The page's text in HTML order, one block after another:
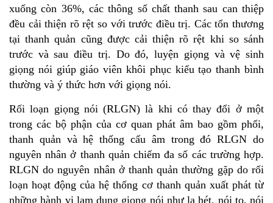
xuống còn 36%, các thông số chất thanh sau can thiệp
đều cải thiện rõ rệt so với trước điều trị. Các tổn thương
tại thanh quản cũng được cải thiện rõ rệt khi so sánh
trước và sau điều trị. Do đó, luyện giọng và vệ sinh
giọng nói giúp giáo viên khôi phục kiểu tạo thanh bình
thường và ý thức hơn với giọng nói.
Rối loạn giọng nói (RLGN) là khi có thay đổi ở một
trong các bộ phận của cơ quan phát âm bao gồm phổi,
thanh quản và hệ thống cấu âm trong đó RLGN do
nguyên nhân ở thanh quản chiếm đa số các trường hợp.
RLGN do nguyên nhân ở thanh quản thường gặp do rối
loạn hoạt động của hệ thống cơ thanh quản xuất phát từ
những hành vi lạm dụng giọng nói như la hét, nói to, nói